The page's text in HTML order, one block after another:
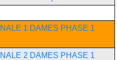
1 DAMES PHASE 1
2 DAMES PHASE 1